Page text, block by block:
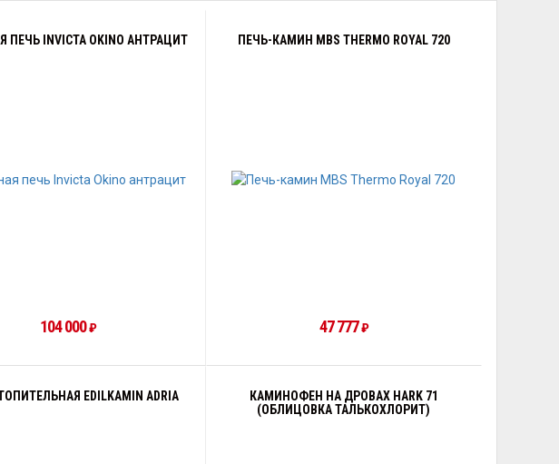
ПЕЧЬ INVICTA OKINO АНТРАЦИТ
104 000₽
ПЕЧЬ-КАМИН MBS THERMO ROYAL 720
47 777₽
EDILKAMIN ADRIA
КАМИНОФЕН НА ДРОВАХ HARK 71
(ОБЛИЦОВКА ТАЛЬКОХЛОРИТ)